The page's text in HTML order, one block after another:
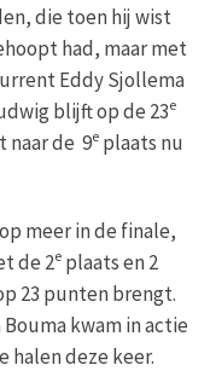
die toen hij wist
had, maar met
Eddy Sjollema
blijft op de 23e
naar de 9e plaats nu
meer in de finale,
de 2e plaats en 2
23 punten brengt.
kwam in actie
halen deze keer.